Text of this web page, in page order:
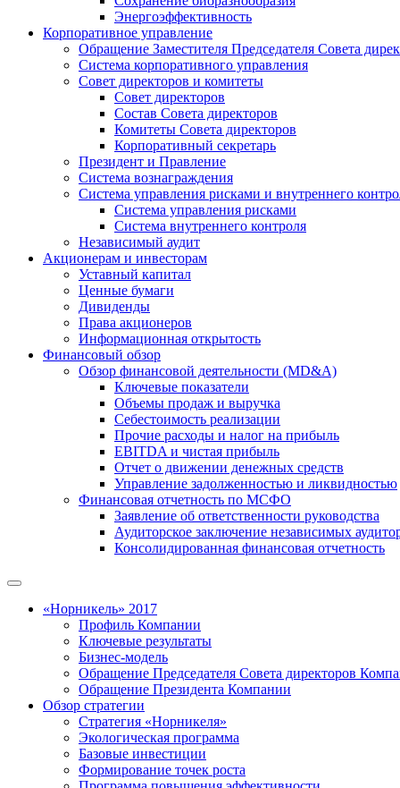
Энергоэффективность
Корпоративное управление
Обращение Заместителя Председателя Совета
Система корпоративного управления
Совет директоров и комитеты
Совет директоров
Состав Совета директоров
Комитеты Совета директоров
Корпоративный секретарь
Президент и Правление
Система вознаграждения
Система управления рисками и внутреннего
Система управления рисками
Система внутреннего контроля
Независимый аудит
Акционерам и инвесторам
Уставный капитал
Ценные бумаги
Дивиденды
Права акционеров
Информационная открытость
Финансовый обзор
Обзор финансовой деятельности (MD&A)
Ключевые показатели
Объемы продаж и выручка
Себестоимость реализации
Прочие расходы и налог на прибыль
EBITDA и чистая прибыль
Отчет о движении денежных средств
Управление задолженностью и ликвидностью
Финансовая отчетность по МСФО
Заявление об ответственности руководства
Аудиторское заключение независимых
Консолидированная финансовая отчетность
«Норникель» 2017
Профиль Компании
Ключевые результаты
Бизнес-модель
Обращение Председателя Совета директоров
Обращение Президента Компании
Обзор стратегии
Стратегия «Норникеля»
Экологическая программа
Базовые инвестиции
Формирование точек роста